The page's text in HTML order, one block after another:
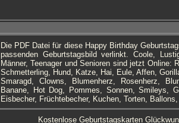
Die PDF Datei für diese Happy Birthday
passenden Geburtstagsbild verlinkt. Coole,
Männer, Teenager und Senioren sind jetzt
Schmetterling, Hund, Katze, Hai, Eule, Affen,
Smaragd, Clowns, Blumenherz, Rosenherz,
Banane, Hot Dog, Pommes, Sonnen, Smileys,
Eisbecher, Früchtebecher, Kuchen, Torten,
Kostenlose Geburtstagskarten